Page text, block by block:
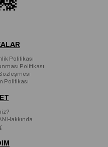
Politikası
Politikası
Politikası
Hakkında